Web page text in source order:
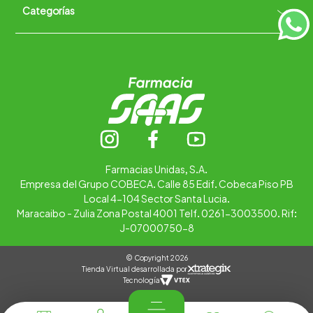
Quiénes somos
Trabaja con nosotros
Categorías +
Farmacias Unidas, S.A.
Empresa del Grupo COBECA. Calle 85 Edif. Cobeca Piso PB
Local 4-104 Sector Santa Lucia.
Maracaibo - Zulia Zona Postal 4001 Telf. 0261-3003500. Rif:
J-07000750-8
© Copyright 2026
Tienda Virtual desarrollada por
Tecnología